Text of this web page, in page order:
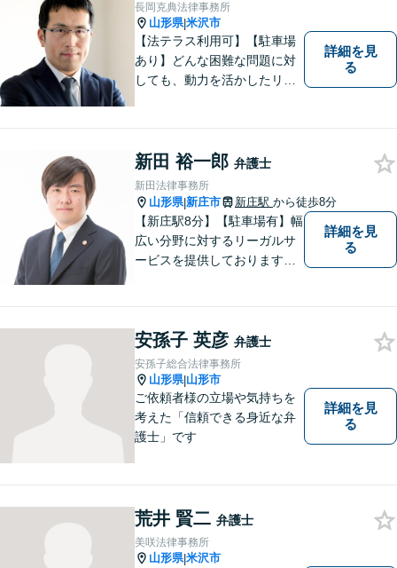
長岡克典法律事務所
山形県|米沢市
【法テラス利用可】【駐車場
あり】どんな困難な問題に対
しても、動力を活かしたリー
るよう努力することで早期解
決を目指します。 お気軽にご
相談ください。
詳細を見
る
新田 裕一郎 弁護士
新田法律事務所
山形県|新庄市 新庄駅 から徒歩8分
【新庄駅8分】【駐車場有】幅
広い分野に対するリーガルサ
ービスを提供しております。
を常に意識し、依頼者のお悩
み解決に全力を注ぎます。ま
ずは、お気軽にご相談くださ
い。
詳細を見
る
安孫子 英彦 弁護士
安孫子総合法律事務所
山形県|山形市
ご依頼者様の立場や気持ちを
考えた「信頼できる身近な弁
護士」です
詳細を見
る
荒井 賢二 弁護士
美咲法律事務所
山形県|米沢市